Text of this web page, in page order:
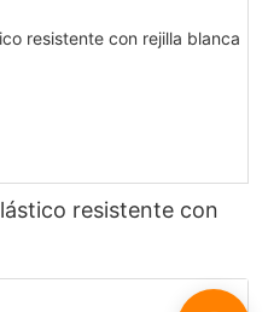
resistente con